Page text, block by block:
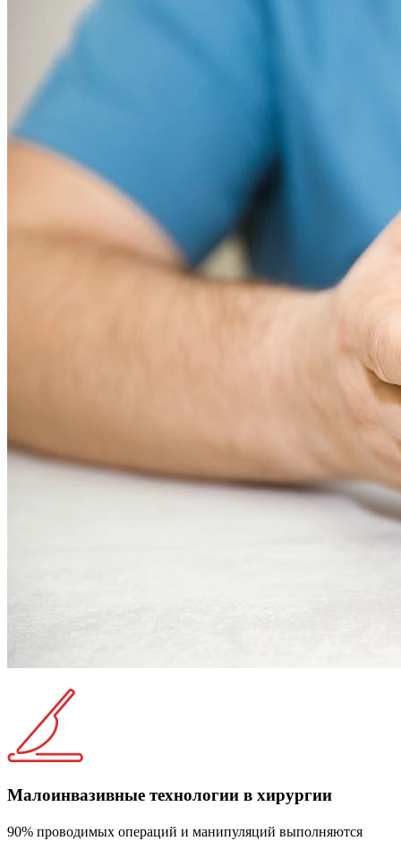
Малоинвазивные технологии в хирургии
90% проводимых операций и манипуляций выполняются